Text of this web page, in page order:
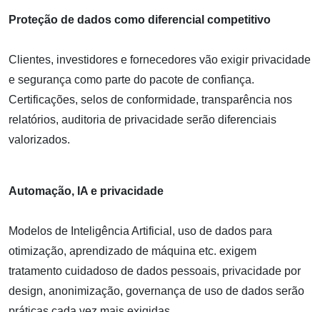
Proteção de dados como diferencial competitivo
Clientes, investidores e fornecedores vão exigir privacidade
e segurança como parte do pacote de confiança.
Certificações, selos de conformidade, transparência nos
relatórios, auditoria de privacidade serão diferenciais
valorizados.
Automação, IA e privacidade
Modelos de Inteligência Artificial, uso de dados para
otimização, aprendizado de máquina etc. exigem
tratamento cuidadoso de dados pessoais, privacidade por
design, anonimização, governança de uso de dados serão